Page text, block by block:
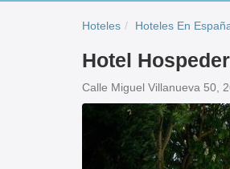
Hoteles Hoteles En
Hotel
Calle Miguel Villanueva 50,